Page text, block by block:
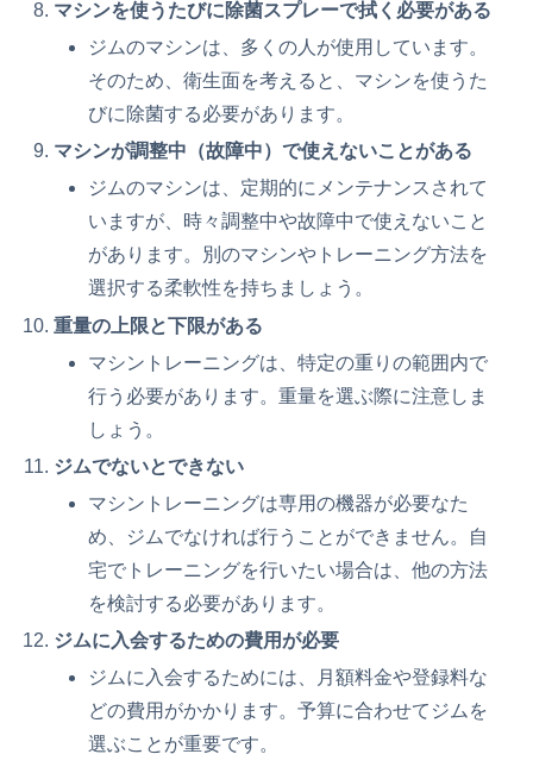
マシンを使うたびに除菌スプレーで拭く必要がある
ジムのマシンは、多くの人が使用しています。
そのため、衛生面を考えると、マシンを使うた
びに除菌する必要があります。
マシンが調整中（故障中）で使えないことがある
ジムのマシンは、定期的にメンテナンスされて
いますが、時々調整中や故障中で使えないこと
があります。別のマシンやトレーニング方法を
選択する柔軟性を持ちましょう。
重量の上限と下限がある
マシントレーニングは、特定の重りの範囲内で
行う必要があります。重量を選ぶ際に注意しま
しょう。
ジムでないとできない
マシントレーニングは専用の機器が必要なた
め、ジムでなければ行うことができません。自
宅でトレーニングを行いたい場合は、他の方法
を検討する必要があります。
ジムに入会するための費用が必要
ジムに入会するためには、月額料金や登録料な
どの費用がかかります。予算に合わせてジムを
選ぶことが重要です。